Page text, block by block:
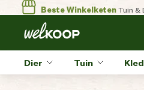
Beste WinkelketenTuin &
Dier Tuin